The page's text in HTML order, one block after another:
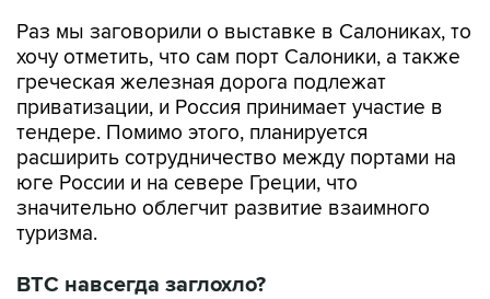
Раз мы заговорили о выставке в Салониках, то
хочу отметить, что сам порт Салоники, а также
греческая железная дорога подлежат
приватизации, и Россия принимает участие в
тендере. Помимо этого, планируется
расширить сотрудничество между портами на
юге России и на севере Греции, что
значительно облегчит развитие взаимного
туризма.
ВТС навсегда заглохло?